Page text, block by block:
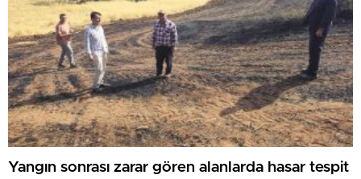
Yangın sonrası zarar gören alanlarda hasar tespit